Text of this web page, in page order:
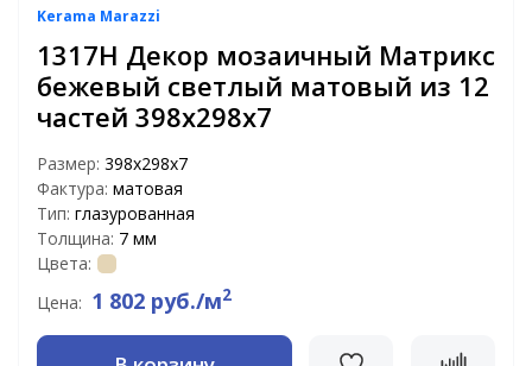
Kerama Marazzi
1317H Декор мозаичный Матрикс
бежевый светлый матовый из 12
частей 398х298х7
Размер: 398х298х7
Фактура: матовая
Тип: глазурованная
Толщина: 7 мм
Цвета:
Цена: 1 802 руб./м2